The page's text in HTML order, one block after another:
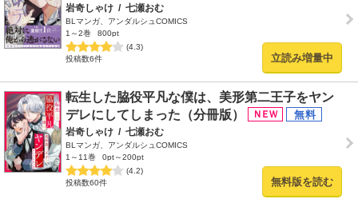
岩奇しゃけ / 七瀬おむ
BLマンガ、アンダルシュCOMICS
1～2巻
800pt
(4.3)
投稿数6件
立読み増量中
転生した脇役平凡な僕は、美形第二王子をヤン
デレにしてしまった（分冊版）
岩奇しゃけ / 七瀬おむ
BLマンガ、アンダルシュCOMICS
1～11巻
0pt～200pt
(4.2)
投稿数60件
無料版を読む